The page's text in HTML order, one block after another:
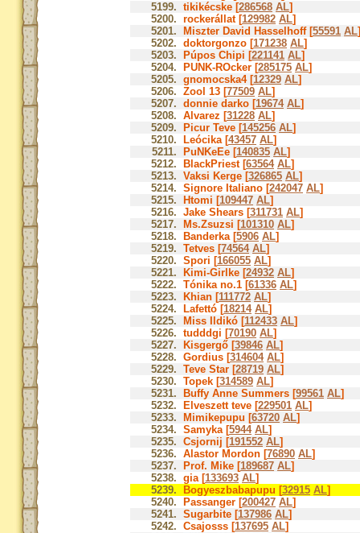
5199. tikikécske [286568 AL]
5200. rockerállat [129982 AL]
5201.
Miszter David Hasselhoff [55591 AL]
5202. doktorgonzo [171238 AL]
5203.
Púpos Chipi [221141 AL]
5204.
PUNK-ROcker [285175 AL]
5205. gnomocska4 [12329 AL]
5206. Zool 13 [77509 AL]
5207. donnie darko [19674 AL]
5208. Alvarez [31228 AL]
5209.
Picur Teve [145256 AL]
5210.
Leócika [43457 AL]
5211.
PuNKeEe [140835 AL]
5212.
BlackPriest [63564 AL]
5213. Vaksi Kerge [326865 AL]
5214. Signore Italiano [242047 AL]
5215.
Htomi [109447 AL]
5216. Jake Shears [311731 AL]
5217.
Ms.Zsuzsi [101310 AL]
5218.
Banderka [5906 AL]
5219. Tetves [74564 AL]
5220. Spori [166055 AL]
5221.
Kimi-Girlke [24932 AL]
5222. Tónika no.1 [61336 AL]
5223.
Khian [111772 AL]
5224.
Lafettó [18214 AL]
5225.
Miss Ildikó [112433 AL]
5226. tudddgi [70190 AL]
5227.
Kisgergő [39846 AL]
5228. Gordius [314604 AL]
5229. Teve Star [28719 AL]
5230. Topek [314589 AL]
5231.
Buffy Anne Summers [99561 AL]
5232.
Elveszett teve [229501 AL]
5233.
Mimikepupu [63720 AL]
5234. Samyka [5944 AL]
5235. Csjornij [191552 AL]
5236. Alastor Mordon [76890 AL]
5237.
Prof. Mike [189687 AL]
5238. gia [133693 AL]
5239.
Bogyeszbabapupu [32915 AL]
5240.
Passanger [200427 AL]
5241. Sugarbite [137986 AL]
5242. Csajosss [137695 AL]